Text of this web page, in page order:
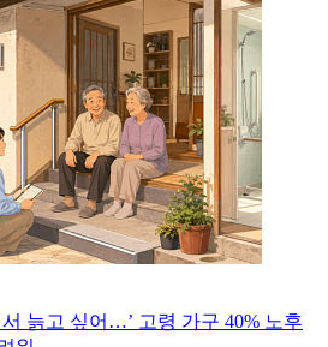
서 늙고 싶어…’ 고령 가구 40% 노후